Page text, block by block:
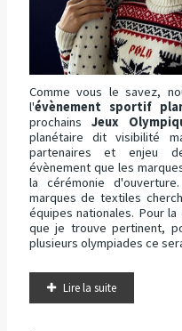
Comme vous le savez,
l'évènement sportif
prochains Jeux
planétaire dit visibilité
partenaires et enjeu
évènement que les
la cérémonie
marques de textiles
équipes nationales. Pour la
que je trouve pertinent,
plusieurs olympiades ce
Lire la suite